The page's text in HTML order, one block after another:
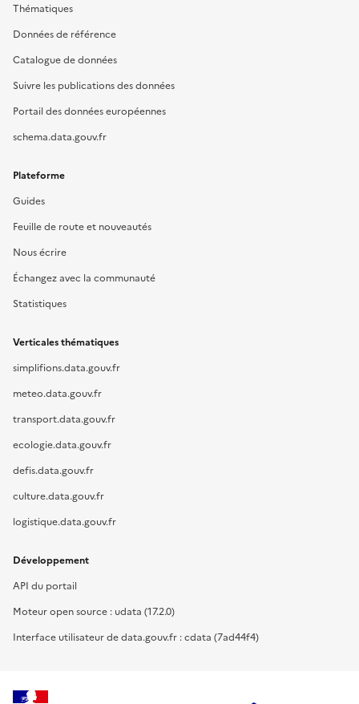
Thématiques
Données de référence
Catalogue de données
Suivre les publications des données
Portail des données européennes
schema.data.gouv.fr
Plateforme
Guides
Feuille de route et nouveautés
Nous écrire
Échangez avec la communauté
Statistiques
Verticales thématiques
simplifions.data.gouv.fr
meteo.data.gouv.fr
transport.data.gouv.fr
ecologie.data.gouv.fr
defis.data.gouv.fr
culture.data.gouv.fr
logistique.data.gouv.fr
Développement
API du portail
Moteur open source : udata (17.2.0)
Interface utilisateur de data.gouv.fr : cdata (7ad44f4)